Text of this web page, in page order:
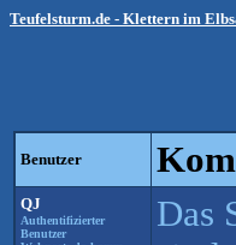
Teufelsturm.de - Klettern im
Benutzer
QJ
Authentifizierter
Benutzer
Das